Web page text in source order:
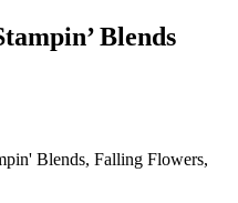
Blends